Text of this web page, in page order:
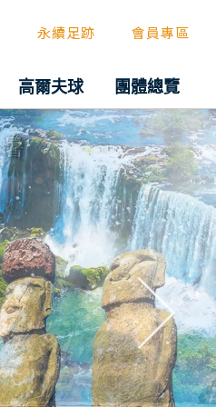
永續足跡 會員專區
高爾夫球 團體總覽
往後